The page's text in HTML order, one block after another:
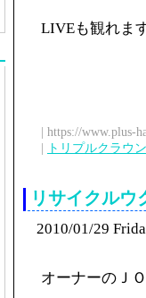
LIVEも観れま
| https://www.plus-
|
トリプルクラウ
リサイクル
2010/01/29
オーナーのＪ